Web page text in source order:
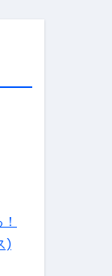
切り抜き 会社員
)